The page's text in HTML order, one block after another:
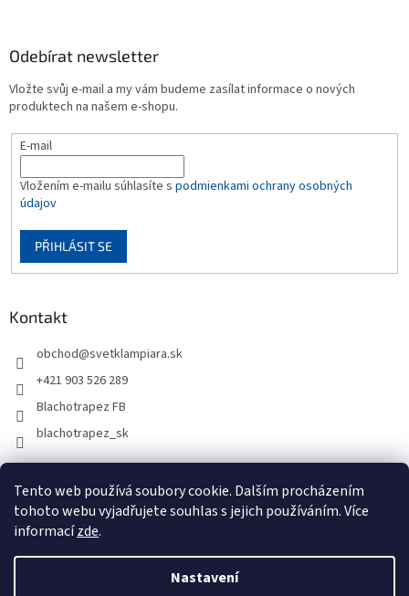
Tento web používá soubory cookie. Dalším procházením
tohoto webu vyjadřujete souhlas s jejich používáním. Více
informacízde.
Nastavení
Odebírat newsletter
Vložte svůj e-mail a my vám budeme zasílat informace o nových
produktech na našem e-shopu.
E-mail
Vložením e-mailu súhlasíte s podmienkami ochrany osobných
údajov
PŘIHLÁSIT SE
Kontakt
obchod@svetklampiara.sk
+421 903 526 289
Blachotrapez FB
blachotrapez_sk
Vytvořil Shoptet